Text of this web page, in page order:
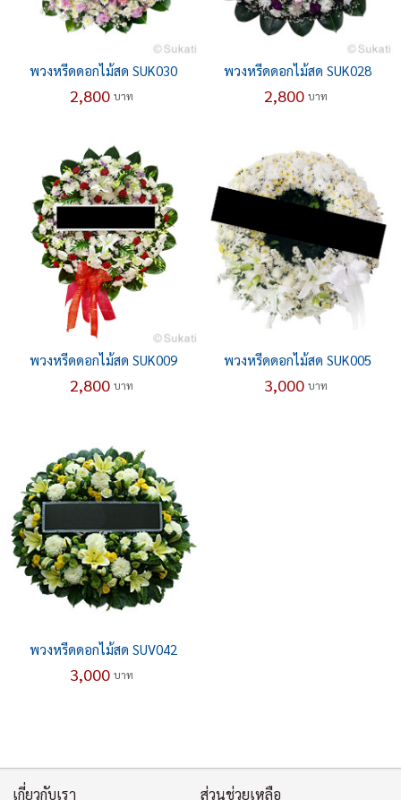
พวงหรีดดอกไม้สด SUK030
2,800 บาท
พวงหรีดดอกไม้สด SUK028
2,800 บาท
พวงหรีดดอกไม้สด SUK009
2,800 บาท
พวงหรีดดอกไม้สด SUK005
3,000 บาท
พวงหรีดดอกไม้สด SUV042
3,000 บาท
เกี่ยวกับเรา ส่วนช่วยเหลือ